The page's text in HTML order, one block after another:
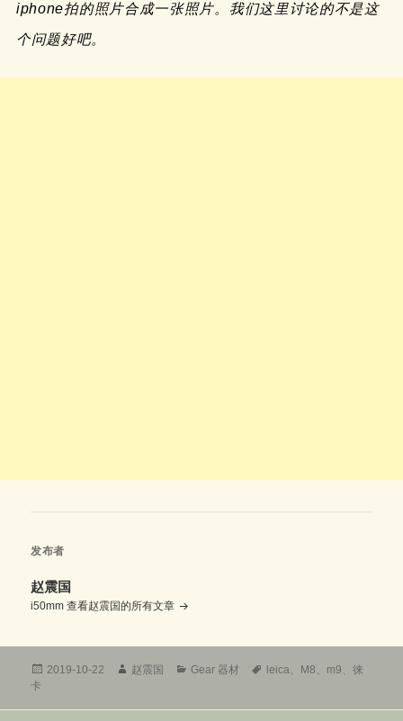
iphone拍的照片合成一张照片。我们这里讨论的不是这
个问题好吧。
发布者
赵震国
i50mm查看赵震国的所有文章
发
2019-10-22
作
赵震国
分
Gear 器材
标
leica M8 m9 、徕
卡